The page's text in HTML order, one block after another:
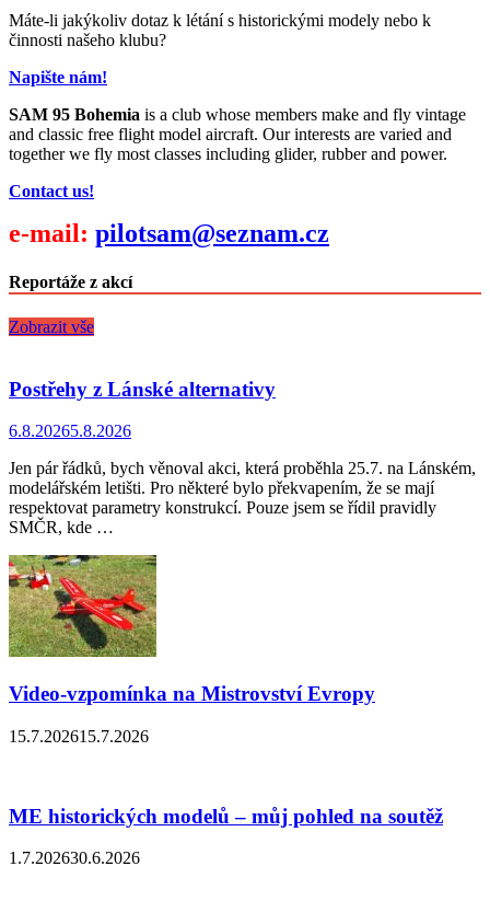
Máte-li jakýkoliv dotaz k létání s historickými modely nebo k
činnosti našeho klubu?
Napište nám!
SAM 95 Bohemia is a club whose members make and fly vintage
and classic free flight model aircraft. Our interests are varied and
together we fly most classes including glider, rubber and power.
Contact us!
e-mail: pilotsam@seznam.cz
Reportáže z akcí
Zobrazit vše
Postřehy z Lánské alternativy
6.8.20265.8.2026
Jen pár řádků, bych věnoval akci, která proběhla 25.7. na Lánském,
modelářském letišti. Pro některé bylo překvapením, že se mají
respektovat parametry konstrukcí. Pouze jsem se řídil pravidly
SMČR, kde …
Video-vzpomínka na Mistrovství Evropy
15.7.202615.7.2026
ME historických modelů – můj pohled na soutěž
1.7.202630.6.2026